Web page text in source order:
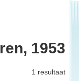
1953
1 resultaat